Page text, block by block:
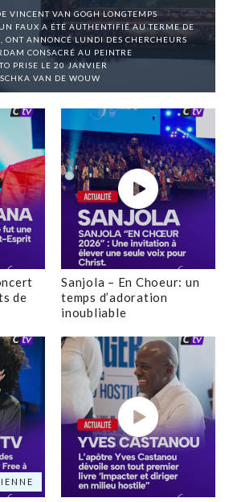
VINCENT VAN GOGH LONGTEMPS
FAUX A ÉTÉ AUTHENTIFIÉ AU TERME DE
ONT ANNONCÉ LUNDI DES CHERCHEURS
CONSACRÉ AU PEINTRE
PRISE LE 20 JANVIER
VAN DE WOUW
de
Sanjola – En Choeur: un
temps d’adoration
inoubliable